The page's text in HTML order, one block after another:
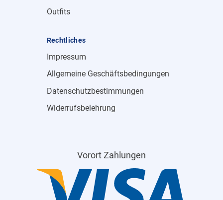
Outfits
Rechtliches
Impressum
Allgemeine Geschäftsbedingungen
Datenschutzbestimmungen
Widerrufsbelehrung
Vorort Zahlungen